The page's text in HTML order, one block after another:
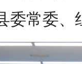
委常委